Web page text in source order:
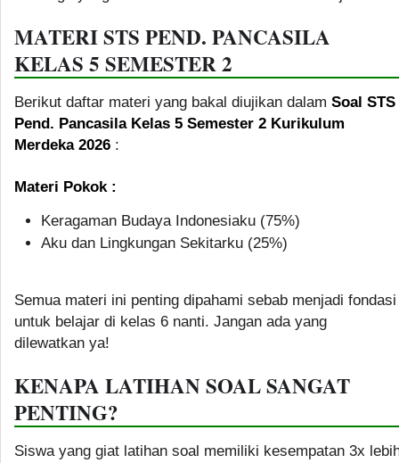
MATERI STS PEND. PANCASILA
KELAS 5 SEMESTER 2
Berikut daftar materi yang bakal diujikan dalam Soal STS
Pend. Pancasila Kelas 5 Semester 2 Kurikulum
Merdeka 2026 :
Materi Pokok :
Keragaman Budaya Indonesiaku (75%)
Aku dan Lingkungan Sekitarku (25%)
Semua materi ini penting dipahami sebab menjadi fondasi
untuk belajar di kelas 6 nanti. Jangan ada yang
dilewatkan ya!
KENAPA LATIHAN SOAL SANGAT
PENTING?
Siswa yang giat latihan soal memiliki kesempatan 3x